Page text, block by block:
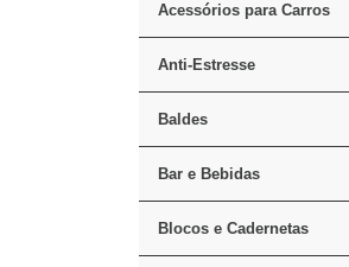
Acessórios para Carros
Anti-Estresse
Baldes
Bar e Bebidas
Blocos e Cadernetas